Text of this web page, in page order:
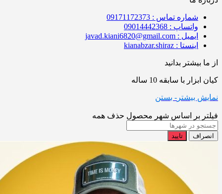
شماره تماس : 09171172373
واتساپ : 09014442368
ایمیل : javad.kiani6820@gmail.com
اینستا : kianabzar.shiraz
از ما بیشتر بدانید
کیان ابزار با سابقه 10 ساله
نمایش بیشتر - بستن
فیلتر بر اساس شهر محصول حذف همه
انصراف تایید